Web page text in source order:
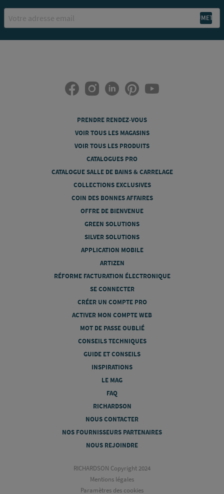
PRENDRE RENDEZ-VOUS
VOIR TOUS LES MAGASINS
VOIR TOUS LES PRODUITS
CATALOGUES PRO
CATALOGUE SALLE DE BAINS & CARRELAGE
COLLECTIONS EXCLUSIVES
COIN DES BONNES AFFAIRES
OFFRE DE BIENVENUE
GREEN SOLUTIONS
SILVER SOLUTIONS
APPLICATION MOBILE
ARTIZEN
RÉFORME FACTURATION ÉLECTRONIQUE
SE CONNECTER
CRÉER UN COMPTE PRO
ACTIVER MON COMPTE WEB
MOT DE PASSE OUBLIÉ
CONSEILS TECHNIQUES
GUIDE ET CONSEILS
INSPIRATIONS
LE MAG
FAQ
RICHARDSON
NOUS CONTACTER
NOS FOURNISSEURS PARTENAIRES
NOUS REJOINDRE
RICHARDSON Copyright 2024
Mentions légales
Paramètres des cookies